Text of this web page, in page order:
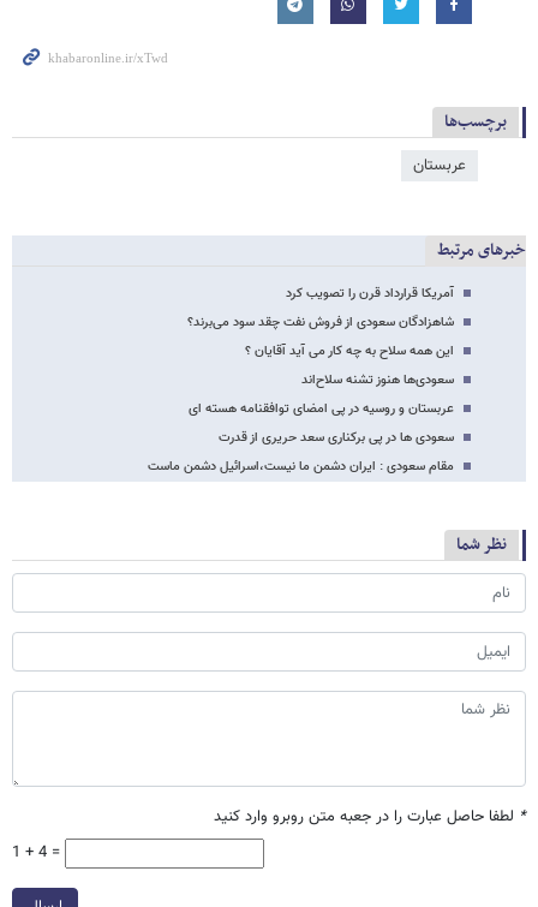
برچسب‌ها
عربستان
خبرهای مرتبط
آمریکا قرارداد قرن را تصویب کرد
شاهزادگان سعودی از فروش نفت چقد سود می‌برند؟
این همه سلاح به چه کار می آید آقایان ؟
سعودی‌ها هنوز تشنه سلاح‌اند
عربستان و روسیه در پی امضای توافقنامه هسته ای
سعودی ها در پی برکناری سعد حریری از قدرت
مقام سعودی : ایران دشمن ما نیست،اسرائیل دشمن ماست
نظر شما
* لطفا حاصل عبارت را در جعبه متن روبرو وارد کنید
1 + 4 =